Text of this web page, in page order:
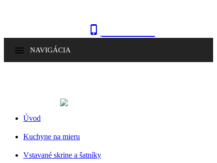

 NAVIGÁCIA
Úvod
Kuchyne na mieru
Vstavané skrine a šatníky